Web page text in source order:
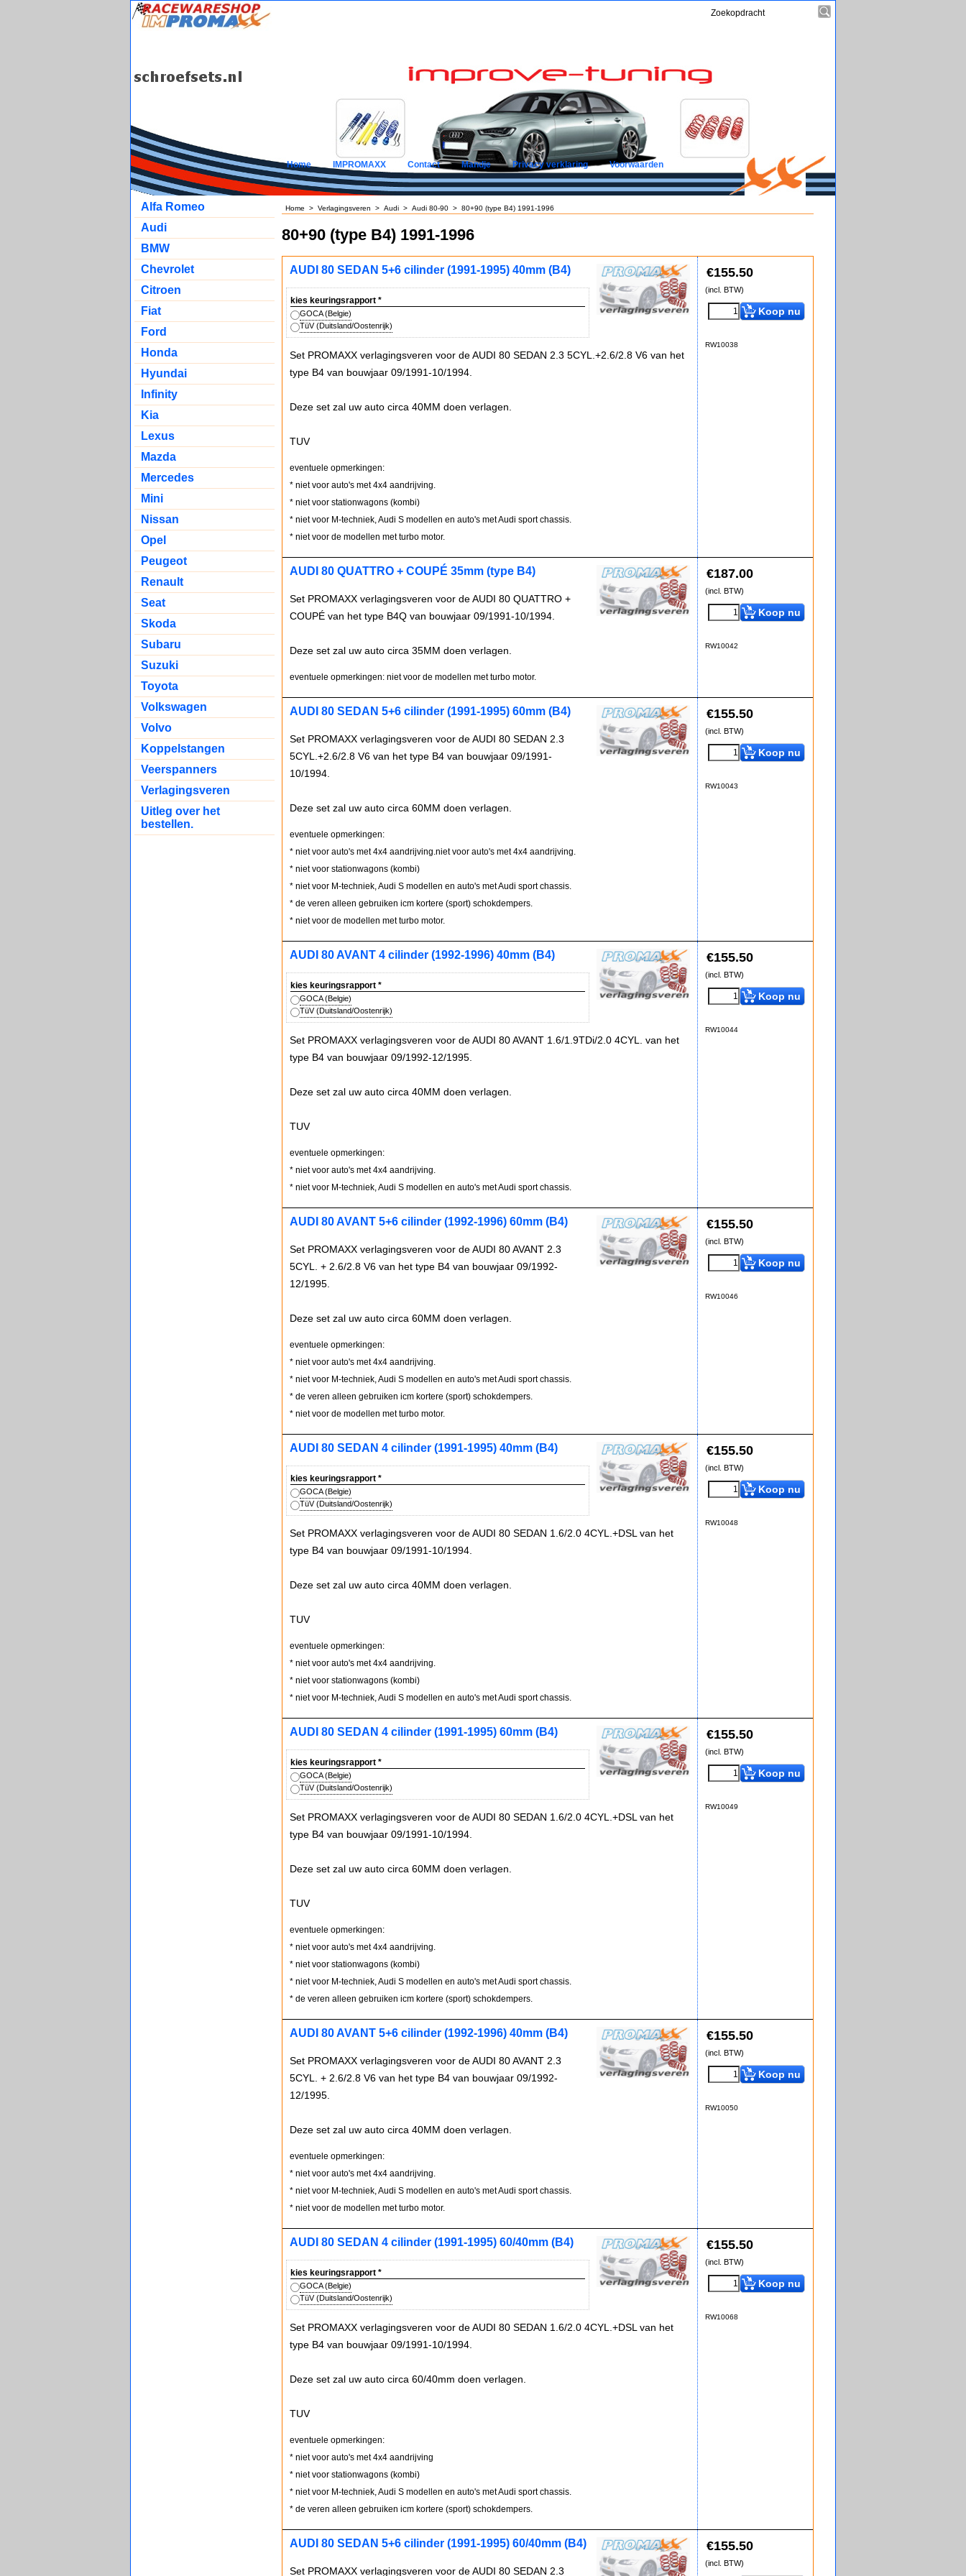
Home IMPROMAXX Contact Mandje Privacy verklaring Voorwaarden
Alfa Romeo
Audi
BMW
Chevrolet
Citroen
Fiat
Ford
Honda
Hyundai
Infinity
Kia
Lexus
Mazda
Mercedes
Mini
Nissan
Opel
Peugeot
Renault
Seat
Skoda
Subaru
Suzuki
Toyota
Volkswagen
Volvo
Koppelstangen
Veerspanners
Verlagingsveren
Uitleg over het
bestellen.
Home > Verlagingsveren > Audi > Audi 80-90 > 80+90 (type B4) 1991-1996
80+90 (type B4) 1991-1996
€155.50
(incl. BTW)
Koop nu
RW10038
AUDI 80 SEDAN 5+6 cilinder (1991-1995) 40mm (B4)
kies keuringsrapport *
GOCA (Belgie)
TüV (Duitsland/Oostenrijk)
Set PROMAXX verlagingsveren voor de AUDI 80 SEDAN 2.3 5CYL.+2.6/2.8 V6 van het
type B4 van bouwjaar 09/1991-10/1994.
Deze set zal uw auto circa 40MM doen verlagen.
TUV
eventuele opmerkingen:
* niet voor auto's met 4x4 aandrijving.
* niet voor stationwagons (kombi)
* niet voor M-techniek, Audi S modellen en auto's met Audi sport chassis.
* niet voor de modellen met turbo motor.
€187.00
(incl. BTW)
Koop nu
RW10042
AUDI 80 QUATTRO + COUPÉ 35mm (type B4)
Set PROMAXX verlagingsveren voor de AUDI 80 QUATTRO +
COUPÉ van het type B4Q van bouwjaar 09/1991-10/1994.
Deze set zal uw auto circa 35MM doen verlagen.
eventuele opmerkingen: niet voor de modellen met turbo motor.
€155.50
(incl. BTW)
Koop nu
RW10043
AUDI 80 SEDAN 5+6 cilinder (1991-1995) 60mm (B4)
Set PROMAXX verlagingsveren voor de AUDI 80 SEDAN 2.3
5CYL.+2.6/2.8 V6 van het type B4 van bouwjaar 09/1991-
10/1994.
Deze set zal uw auto circa 60MM doen verlagen.
eventuele opmerkingen:
* niet voor auto's met 4x4 aandrijving.niet voor auto's met 4x4 aandrijving.
* niet voor stationwagons (kombi)
* niet voor M-techniek, Audi S modellen en auto's met Audi sport chassis.
* de veren alleen gebruiken icm kortere (sport) schokdempers.
* niet voor de modellen met turbo motor.
€155.50
(incl. BTW)
Koop nu
RW10044
AUDI 80 AVANT 4 cilinder (1992-1996) 40mm (B4)
kies keuringsrapport *
GOCA (Belgie)
TüV (Duitsland/Oostenrijk)
Set PROMAXX verlagingsveren voor de AUDI 80 AVANT 1.6/1.9TDi/2.0 4CYL. van het
type B4 van bouwjaar 09/1992-12/1995.
Deze set zal uw auto circa 40MM doen verlagen.
TUV
eventuele opmerkingen:
* niet voor auto's met 4x4 aandrijving.
* niet voor M-techniek, Audi S modellen en auto's met Audi sport chassis.
€155.50
(incl. BTW)
Koop nu
RW10046
AUDI 80 AVANT 5+6 cilinder (1992-1996) 60mm (B4)
Set PROMAXX verlagingsveren voor de AUDI 80 AVANT 2.3
5CYL. + 2.6/2.8 V6 van het type B4 van bouwjaar 09/1992-
12/1995.
Deze set zal uw auto circa 60MM doen verlagen.
eventuele opmerkingen:
* niet voor auto's met 4x4 aandrijving.
* niet voor M-techniek, Audi S modellen en auto's met Audi sport chassis.
* de veren alleen gebruiken icm kortere (sport) schokdempers.
* niet voor de modellen met turbo motor.
€155.50
(incl. BTW)
Koop nu
RW10048
AUDI 80 SEDAN 4 cilinder (1991-1995) 40mm (B4)
kies keuringsrapport *
GOCA (Belgie)
TüV (Duitsland/Oostenrijk)
Set PROMAXX verlagingsveren voor de AUDI 80 SEDAN 1.6/2.0 4CYL.+DSL van het
type B4 van bouwjaar 09/1991-10/1994.
Deze set zal uw auto circa 40MM doen verlagen.
TUV
eventuele opmerkingen:
* niet voor auto's met 4x4 aandrijving.
* niet voor stationwagons (kombi)
* niet voor M-techniek, Audi S modellen en auto's met Audi sport chassis.
€155.50
(incl. BTW)
Koop nu
RW10049
AUDI 80 SEDAN 4 cilinder (1991-1995) 60mm (B4)
kies keuringsrapport *
GOCA (Belgie)
TüV (Duitsland/Oostenrijk)
Set PROMAXX verlagingsveren voor de AUDI 80 SEDAN 1.6/2.0 4CYL.+DSL van het
type B4 van bouwjaar 09/1991-10/1994.
Deze set zal uw auto circa 60MM doen verlagen.
TUV
eventuele opmerkingen:
* niet voor auto's met 4x4 aandrijving.
* niet voor stationwagons (kombi)
* niet voor M-techniek, Audi S modellen en auto's met Audi sport chassis.
* de veren alleen gebruiken icm kortere (sport) schokdempers.
€155.50
(incl. BTW)
Koop nu
RW10050
AUDI 80 AVANT 5+6 cilinder (1992-1996) 40mm (B4)
Set PROMAXX verlagingsveren voor de AUDI 80 AVANT 2.3
5CYL. + 2.6/2.8 V6 van het type B4 van bouwjaar 09/1992-
12/1995.
Deze set zal uw auto circa 40MM doen verlagen.
eventuele opmerkingen:
* niet voor auto's met 4x4 aandrijving.
* niet voor M-techniek, Audi S modellen en auto's met Audi sport chassis.
* niet voor de modellen met turbo motor.
€155.50
(incl. BTW)
Koop nu
RW10068
AUDI 80 SEDAN 4 cilinder (1991-1995) 60/40mm (B4)
kies keuringsrapport *
GOCA (Belgie)
TüV (Duitsland/Oostenrijk)
Set PROMAXX verlagingsveren voor de AUDI 80 SEDAN 1.6/2.0 4CYL.+DSL van het
type B4 van bouwjaar 09/1991-10/1994.
Deze set zal uw auto circa 60/40mm doen verlagen.
TUV
eventuele opmerkingen:
* niet voor auto's met 4x4 aandrijving
* niet voor stationwagons (kombi)
* niet voor M-techniek, Audi S modellen en auto's met Audi sport chassis.
* de veren alleen gebruiken icm kortere (sport) schokdempers.
€155.50
(incl. BTW)
AUDI 80 SEDAN 5+6 cilinder (1991-1995) 60/40mm (B4)
Set PROMAXX verlagingsveren voor de AUDI 80 SEDAN 2.3